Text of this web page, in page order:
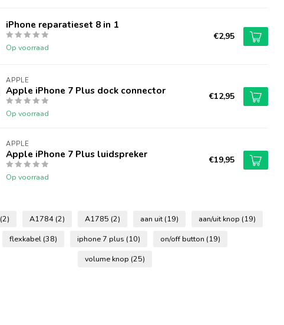
iPhone reparatieset 8 in 1
Op voorraad
€2,95
APPLE
Apple iPhone 7 Plus dock connector
Op voorraad
€12,95
APPLE
Apple iPhone 7 Plus luidspreker
Op voorraad
€19,95
(2) A1784 (2) A1785 (2) aan uit (19) aan/uit knop (19)
flexkabel (38) iphone 7 plus (10) on/off button (19)
volume knop (25)